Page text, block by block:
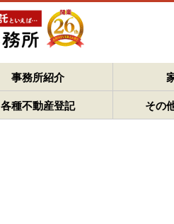
事務所紹介
各種不動産登記 その